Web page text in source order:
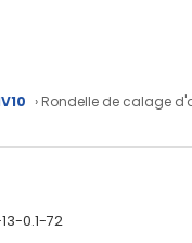
› Rondelle de calage
0.1-72